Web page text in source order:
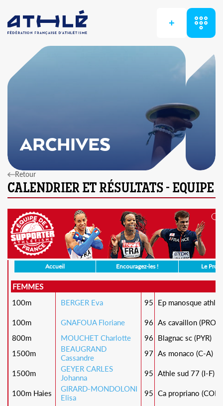
+
ARCHIVES
Retour
Accueil Encouragez-les ! Le
FEMMES
100m
BERGER Eva 95 Ep manosque
100m GNAFOUA Floriane 96 As cavaillon (PRO)
800m
MOUCHET Charlotte 96
Blagnac sc (PYR)
1500m
BEAUGRAND
Cassandre
97 As monaco (C-A)
1500m
GEYER CARLES
Johanna
95 Athle sud 77 (I-F)
100m Haies
GIRARD-MONDOLONI
Elisa
95 Ca propriano (COR)